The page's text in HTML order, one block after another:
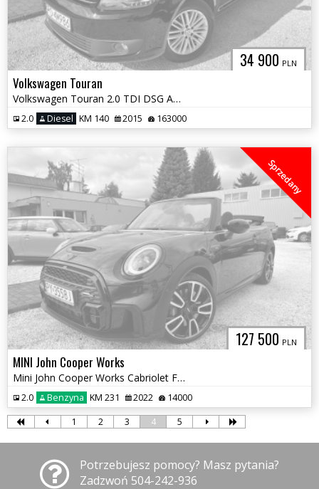
34 900 PLN
Volkswagen Touran
Volkswagen Touran 2.0 TDI DSG Automat 7-osobowy
2.0 Diesel KM 140 2015 163000
127 500 PLN
Sprzedany
MINI John Cooper Works
Mini John Cooper Works Cabriolet F57 Lift JCW Automat Cabrio
2.0 Benzyna KM 231 2022 14000
1 2 3 4 5
Potrzebujesz pomocy? Masz pytania?
Zadzwoń 504-242-936